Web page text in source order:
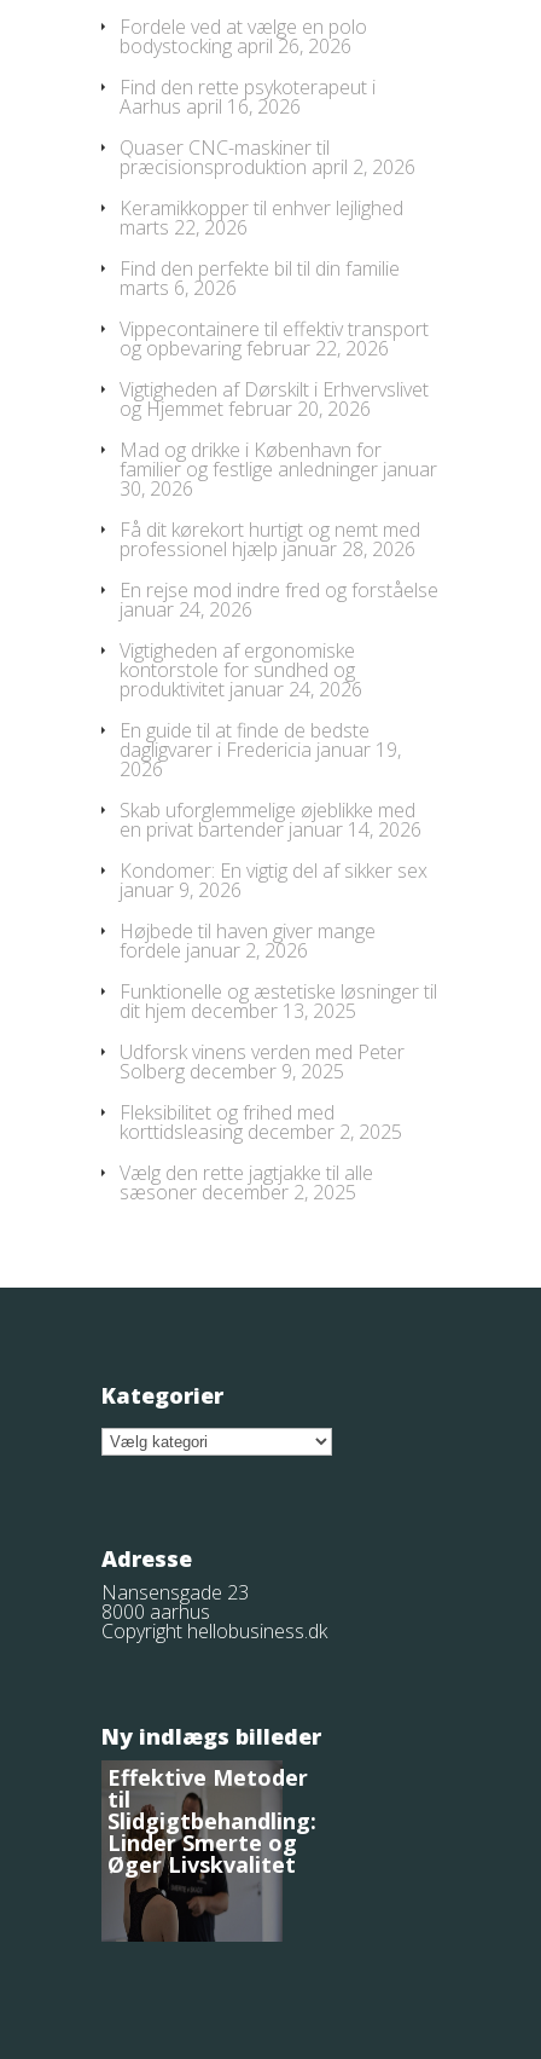
Fordele ved at vælge en polo
bodystocking april 26, 2026
Find den rette psykoterapeut i
Aarhus april 16, 2026
Quaser CNC-maskiner til
præcisionsproduktion april 2, 2026
Keramikkopper til enhver lejlighed
marts 22, 2026
Find den perfekte bil til din familie
marts 6, 2026
Vippecontainere til effektiv transport
og opbevaringfebruar 22, 2026
Vigtigheden af Dørskilt i Erhvervslivet
og Hjemmetfebruar 20, 2026
Mad og drikke i København for
familier og festlige anledninger januar
30, 2026
Få dit kørekort hurtigt og nemt med
professionel hjælp januar 28, 2026
En rejse mod indre fred og forståelse
januar 24, 2026
Vigtigheden af ergonomiske
kontorstole for sundhed og
produktivitet januar 24, 2026
En guide til at finde de bedste
dagligvarer i Fredericia januar 19,
2026
Skab uforglemmelige øjeblikke med
en privat bartender januar 14, 2026
Kondomer: En vigtig del af sikker sex
januar 9, 2026
Højbede til haven giver mange
fordele januar 2, 2026
Funktionelle og æstetiske løsninger til
dit hjem december 13, 2025
Udforsk vinens verden med Peter
Solberg december 9, 2025
Fleksibilitet og frihed med
korttidsleasing december 2, 2025
Vælg den rette jagtjakke til alle
sæsoner december 2, 2025
Kategorier
Kategorier
Adresse
Nansensgade 23
8000 aarhus
Copyright hellobusiness.dk
Ny indlægs billeder
Effektive Metoder
til
Slidgigtbehandling:
Linder Smerte og
Øger Livskvalitet